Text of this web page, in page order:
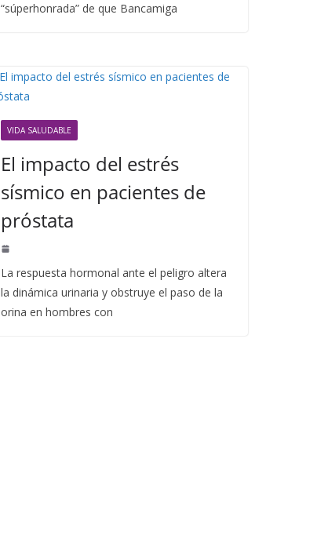
“súperhonrada” de que Bancamiga
VIDA SALUDABLE
El impacto del estrés
sísmico en pacientes de
próstata
La respuesta hormonal ante el peligro altera
la dinámica urinaria y obstruye el paso de la
orina en hombres con